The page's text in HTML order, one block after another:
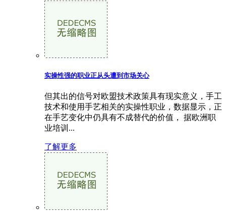
实操性强的职业正从头遭到市场关心
但其出的信号对欧盟技术政策具有现实意义，手工
技术和使用手艺相关的实操性职业，数据显示，正
在手艺变化中仍具有不成替代的价值， 据欧洲职
业培训...
了解更多